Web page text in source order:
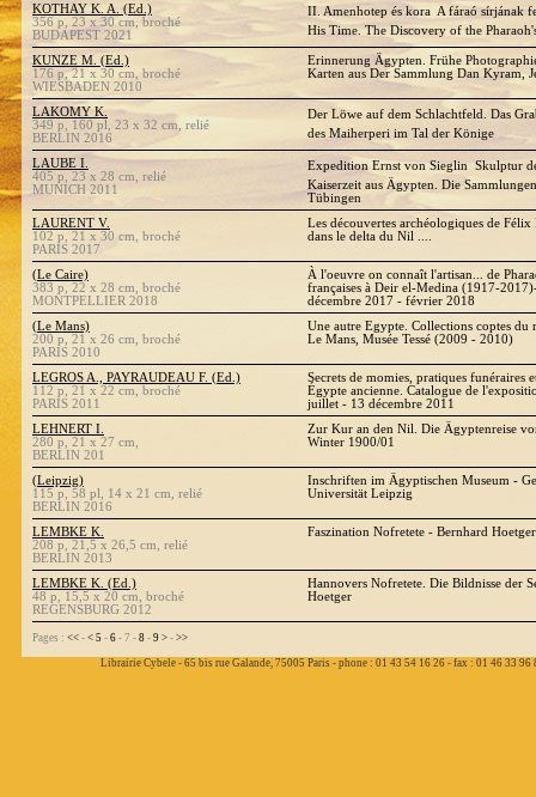
KOTHAY K. A. (Ed.)
356 p, 23 x 30 cm, broché
BUDAPEST 2021
II. Amenhotep és kora  A fáraó sírjának
His Time. The Discovery of the
KUNZE M. (Ed.)
176 p, 21 x 30 cm, broché
WIESBADEN 2010
Erinnerung Ägypten. Frühe
Karten aus Der Sammlung Dan Kyram,
LAKOMY K.
349 p, 160 pl, 23 x 32 cm, relié
BERLIN 2016
Der Löwe auf dem Schlachtfeld. Das
des Maiherperi im Tal der Könige
LAUBE I.
405 p, 23 x 28 cm, relié
MUNICH 2011
Expedition Ernst von Sieglin  Skulptur
Kaiserzeit aus Ägypten. Die
Tübingen
LAURENT V.
102 p, 21 x 30 cm, broché
PARIS 2017
Les découvertes archéologiques de
dans le delta du Nil ....
(Le Caire)
383 p, 22 x 28 cm, broché
MONTPELLIER 2018
À l'oeuvre on connaît l'artisan... de
françaises à Deir el-Medina (1917-
décembre 2017 - février 2018
(Le Mans)
200 p, 21 x 26 cm, broché
PARIS 2010
Une autre Egypte. Collections coptes
Le Mans, Musée Tessé (2009 - 2010)
LEGROS A., PAYRAUDEAU F. (Ed.)
112 p, 21 x 22 cm, broché
PARIS 2011
Secrets de momies, pratiques funéraires
Égypte ancienne. Catalogue de
juillet - 13 décembre 2011
LEHNERT I.
280 p, 21 x 27 cm,
BERLIN 201
Zur Kur an den Nil. Die Ägyptenreise
Winter 1900/01
(Leipzig)
115 p, 58 pl, 14 x 21 cm, relié
BERLIN 2016
Inschriften im Ägyptischen Museum -
Universität Leipzig
LEMBKE K.
208 p, 21,5 x 26,5 cm, relié
BERLIN 2013
Faszination Nofretete - Bernhard
LEMBKE K. (Ed.)
48 p, 15,5 x 20 cm, broché
REGENSBURG 2012
Hannovers Nofretete. Die Bildnisse der
Hoetger
Pages : << - < 5 - 6 - 7 - 8 - 9 > - >>
Librairie Cybele - 65 bis rue Galande, 75005 Paris - phone : 01 43 54 16 26 - fax : 01 46 33